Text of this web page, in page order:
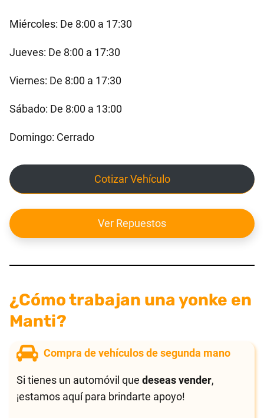
Miércoles: De 8:00 a 17:30
Jueves: De 8:00 a 17:30
Viernes: De 8:00 a 17:30
Sábado: De 8:00 a 13:00
Domingo: Cerrado
Cotizar Vehículo
Ver Repuestos
¿Cómo trabajan una yonke en
Manti?
Compra de vehículos de segunda mano
Si tienes un automóvil quedeseas vender,
¡estamos aquí para brindarte apoyo!